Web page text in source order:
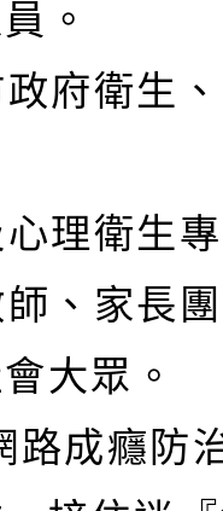
。
府衛生、
理衛生專
、家長團
大眾。
成癮防